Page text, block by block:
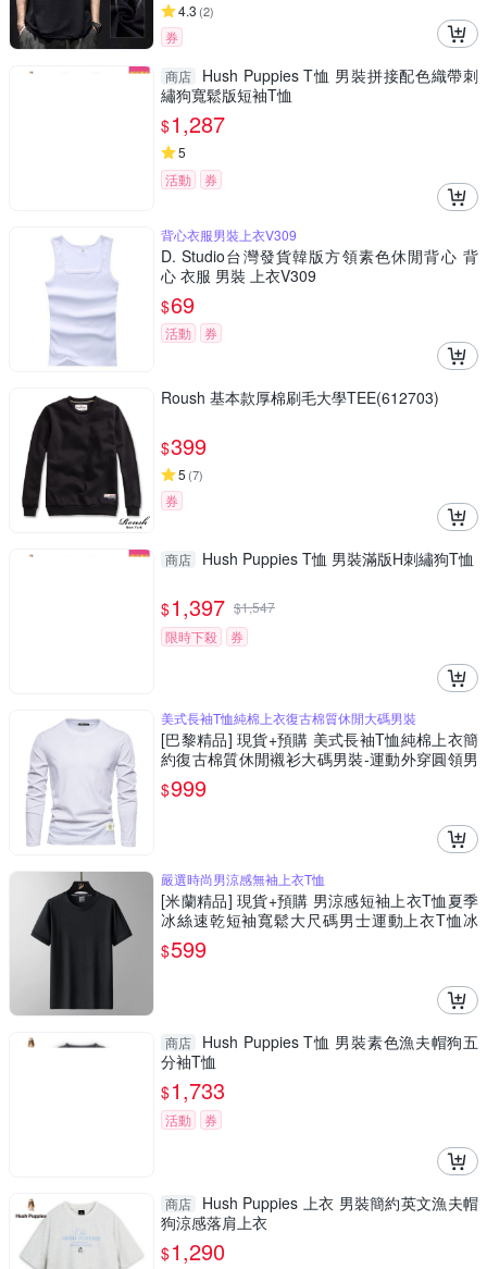
4.3 (2)
券
商店
Hush Puppies T恤 男裝拼接配色織帶刺
繡狗寬鬆版短袖T恤
$1,287
5
活動
券
背心衣服男裝上衣V309
D. Studio台灣發貨韓版方領素色休閒背心 背
心 衣服 男裝 上衣V309
$69
活動 券
Roush 基本款厚棉刷毛大學TEE(612703)
$399
5 (7)
券
商店 Hush Puppies T恤 男裝滿版H刺繡狗T恤
$1,397 $1,547
限時下殺
券
美式長袖T恤純棉上衣復古棉質休閒大碼男裝
[巴黎精品] 現貨+預購 美式長袖T恤純棉上衣簡
約復古棉質休閒襯衫大碼男裝-運動外穿圓領男
上衣7色a1kz11
$999
嚴選時尚男涼感無袖上衣T恤
[米蘭精品] 現貨+預購 男涼感短袖上衣T恤夏季
冰絲速乾短袖寬鬆大尺碼男士運動上衣T恤冰
感-男裝7色74lg1
$599
商店
Hush Puppies T恤 男裝素色漁夫帽狗五
分袖T恤
$1,733
活動 券
商店
Hush Puppies 上衣 男裝簡約英文漁夫帽
狗涼感落肩上衣
$1,290